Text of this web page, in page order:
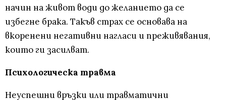
начин на живот води до желанието да се
избегне брака. Такъв страх се основава на
вкоренени негативни нагласи и преживявания,
които ги засилват.
Психологическа травма
Неуспешни връзки или травматични